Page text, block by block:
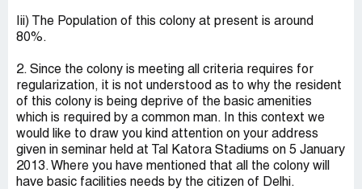
Iii) The Population of this colony at present is around
80%.
2. Since the colony is meeting all criteria requires for
regularization, it is not understood as to why the resident
of this colony is being deprive of the basic amenities
which is required by a common man. In this context we
would like to draw you kind attention on your address
given in seminar held at Tal Katora Stadiums on 5 January
2013. Where you have mentioned that all the colony will
have basic facilities needs by the citizen of Delhi.